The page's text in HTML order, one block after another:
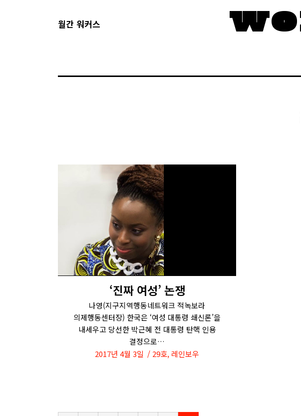
월간 워커스
‘진짜 여성’ 논쟁
나영(지구지역행동네트워크 적녹보라
의제행동센터장) 한국은 ‘여성 대통령 쇄신론’을
내세우고 당선한 박근혜 전 대통령 탄핵 인용
결정으로…
2017년 4월 3일
29호, 레인보우